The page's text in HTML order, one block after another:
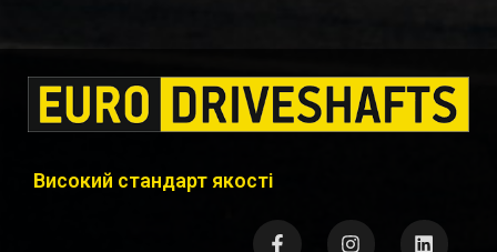
Високий стандарт якості